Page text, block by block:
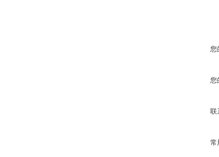
您
您
联
常